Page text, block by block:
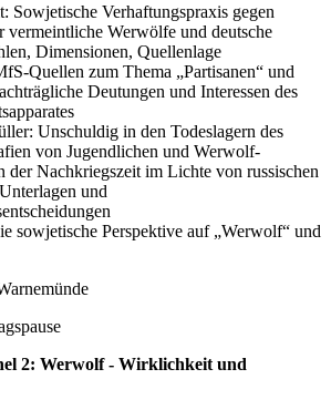
Sowjetische Verhaftungspraxis gegen
vermeintliche Werwölfe und deutsche
Dimensionen, Quellenlage
Quellen zum Thema „Partisanen“ und
Deutungen und Interessen des
Unschuldig in den Todeslagern des
von Jugendlichen und Werwolf-
der Nachkriegszeit im Lichte von russischen
und
sowjetische Perspektive auf „Werwolf“ und
2: Werwolf - Wirklichkeit und